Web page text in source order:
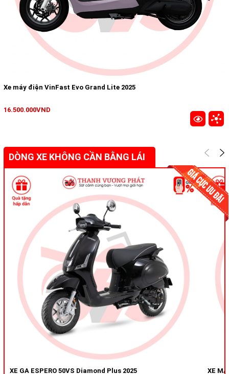
Xe máy điện VinFast Evo Grand Lite 2025
16.500.000VND
DÒNG XE KHÔNG CẦN BẰNG LÁI
XE GA ESPERO 50VS Diamond Plus 2025 XE